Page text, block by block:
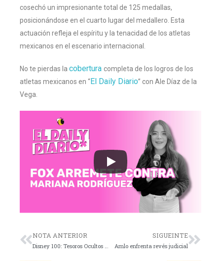
cosechó un impresionante total de 125 medallas,
posicionándose en el cuarto lugar del medallero. Esta
actuación refleja el espíritu y la tenacidad de los atletas
mexicanos en el escenario internacional.
No te pierdas la cobertura completa de los logros de los
atletas mexicanos en “El Daily Diario” con Ale Díaz de la
Vega.
NOTA ANTERIOR SIGUEINTE
Amlo enfrenta revés judicial